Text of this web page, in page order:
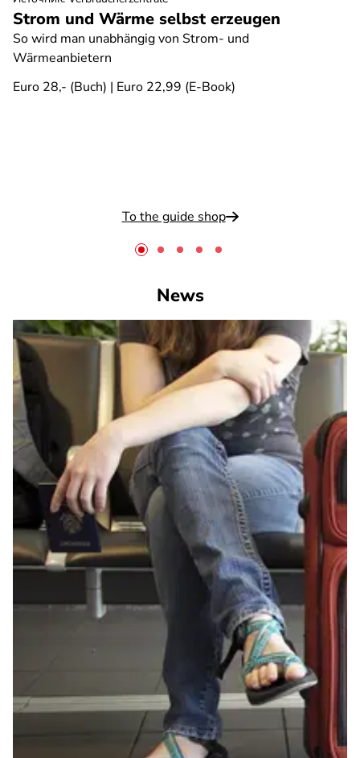
Strom und Wärme selbst erzeugen
So wird man unabhängig von Strom- und
Wärmeanbietern
Euro 28,- (Buch) | Euro 22,99 (E-Book)
To the guide shop
News